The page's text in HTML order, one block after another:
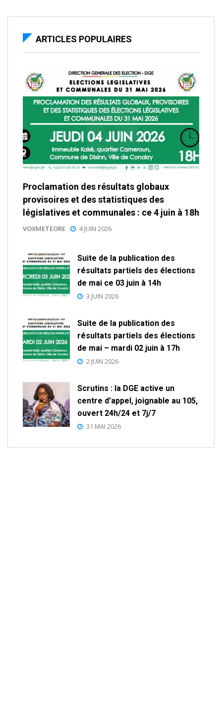
ARTICLES POPULAIRES
Proclamation des résultats globaux
provisoires et des statistiques des
législatives et communales : ce 4 juin à 18h
VOXMETEORE 4 JUIN 2026
Suite de la publication des
résultats partiels des élections
de mai ce 03 juin à 14h
3 JUIN 2026
Suite de la publication des
résultats partiels des élections
de mai – mardi 02 juin à 17h
2 JUIN 2026
Scrutins : la DGE active un
centre d’appel, joignable au 105,
ouvert 24h/24 et 7j/7
31 MAI 2026